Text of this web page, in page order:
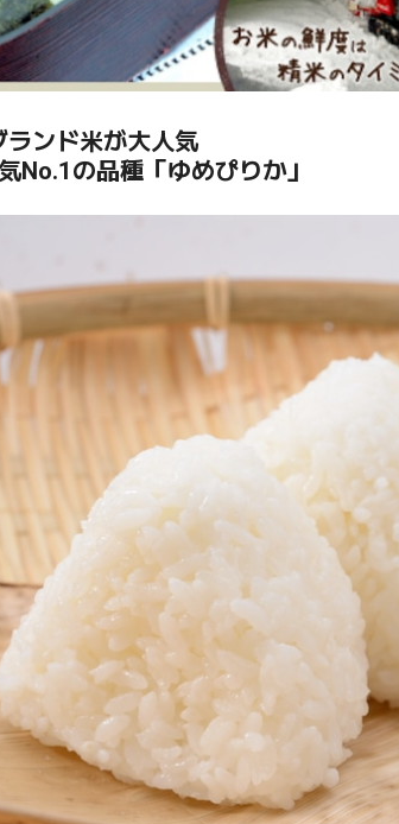
ンド米が大人気
No.1の品種「ゆめぴりか」